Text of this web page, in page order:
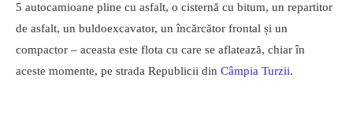
5 autocamioane pline cu asfalt, o cisternă cu bitum, un repartitor
de asfalt, un buldoexcavator, un încărcător frontal și un
compactor – aceasta este flota cu care se aflatează, chiar în
aceste momente, pe strada Republicii din Câmpia Turzii.